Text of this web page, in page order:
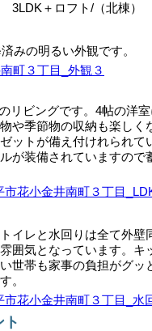
3LDK＋ロフト/（北棟
みの明るい外観です。
リビングです。4帖の洋
や季節物の収納も楽しく
ットが備え付けれられて
が装備されていますので
イレと水回りは全て外壁
囲気となっています。キ
世帯も家事の負担がグッ
。
ト